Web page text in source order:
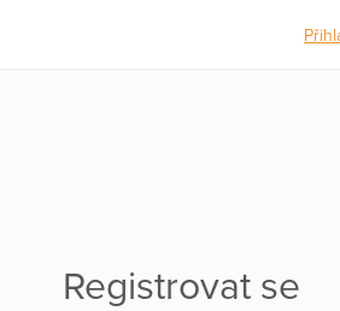
Registrovat se